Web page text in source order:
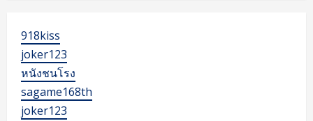
n
g
918kiss
joker123
หนังชนโรง
sagame168th
joker123